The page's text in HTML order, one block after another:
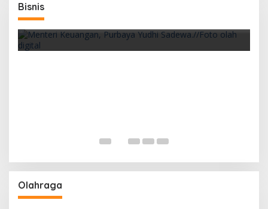
Bisnis
Pemerintah Siapkan PFII sebagai Pusat
Finansial
Olahraga
Legislator Pandeglang Gelar Nobar Final
Pererat Silaturahmi dan Bangkitkan
Semangat Olahraga